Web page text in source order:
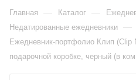
Главная — Каталог —
Недатированные ежедневники —
Ежедневник-портфолио Клип (Clip
подарочной коробке, черный (в